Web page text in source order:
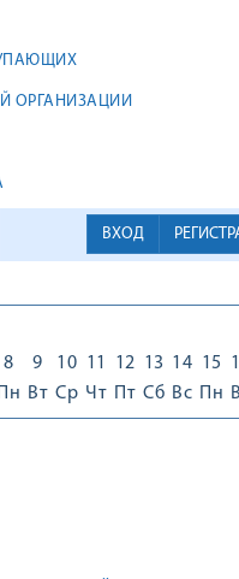
ОРГАНИЗАЦИИ
ВХОД
8
Пн
9
Вт
10
Ср
11
Чт
12
Пт
13
Сб
14
Вс
15
Пн